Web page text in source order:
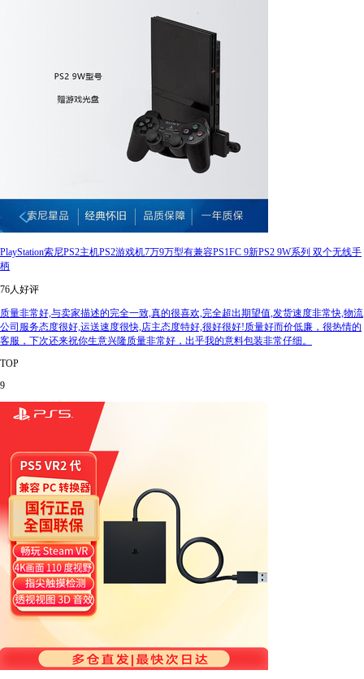
PlayStation索尼PS2主机PS2游戏机7万9万型有兼容PS1FC 9新PS2 9W系列 双个无线手
柄
76人好评
质量非常好,与卖家描述的完全一致,真的很喜欢,完全超出期望值,发货速度非常快,物流
公司服务态度很好,运送速度很快,店主态度特好,很好很好!质量好而价低廉，很热情的
客服，下次还来祝你生意兴隆质量非常好，出乎我的意料包装非常仔细。
TOP
9